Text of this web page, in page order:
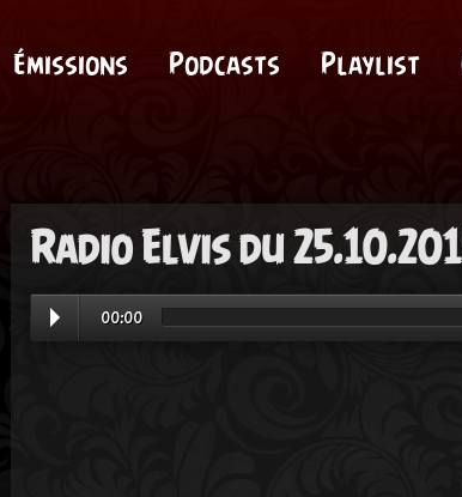
Émissions Podcasts Playlist
Radio Elvis du
00:00